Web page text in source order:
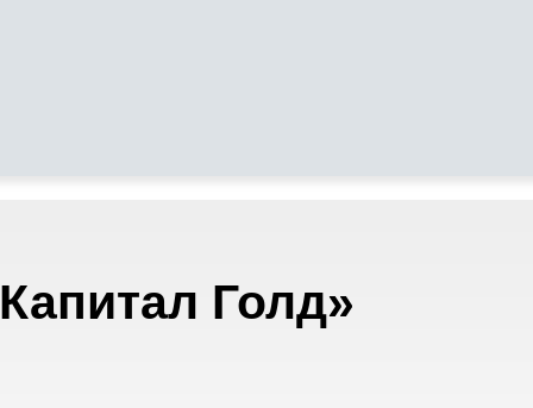
Голд»